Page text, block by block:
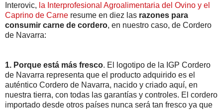
Interovic, la Interprofesional Agroalimentaria del Ovino y el
Caprino de Carne resume en diez las razones para
consumir carne de cordero, en nuestro caso, de Cordero
de Navarra:
1. Porque está más fresco. El logotipo de la IGP Cordero
de Navarra representa que el producto adquirido es el
auténtico Cordero de Navarra, nacido y criado aquí, en
nuestra tierra, con todas las garantías y controles. El cordero
importado desde otros países nunca será tan fresco ya que